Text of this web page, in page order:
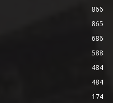
866
865
686
588
484
484
174